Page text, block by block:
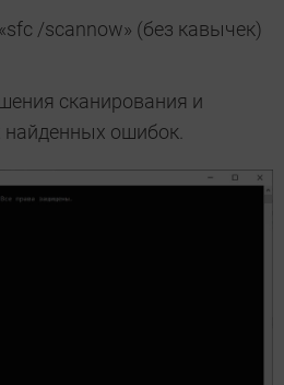
/scannow» (без кавычек)
сканирования и
найденных ошибок.